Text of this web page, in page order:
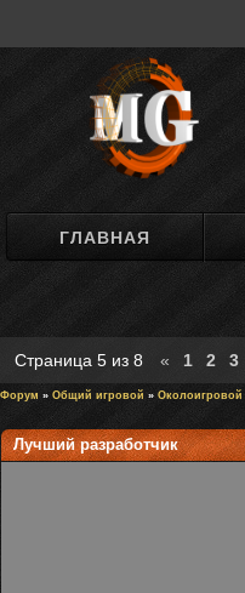
ГЛАВНАЯ
Страница 5 из 8 « 1 2 3
Форум » Общий игровой » Околоигровой
Лучший разработчик